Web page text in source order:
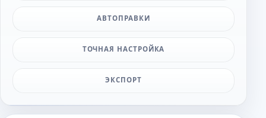
АВТОПРАВКИ
ТОЧНАЯ НАСТРОЙКА
ЭКСПОРТ